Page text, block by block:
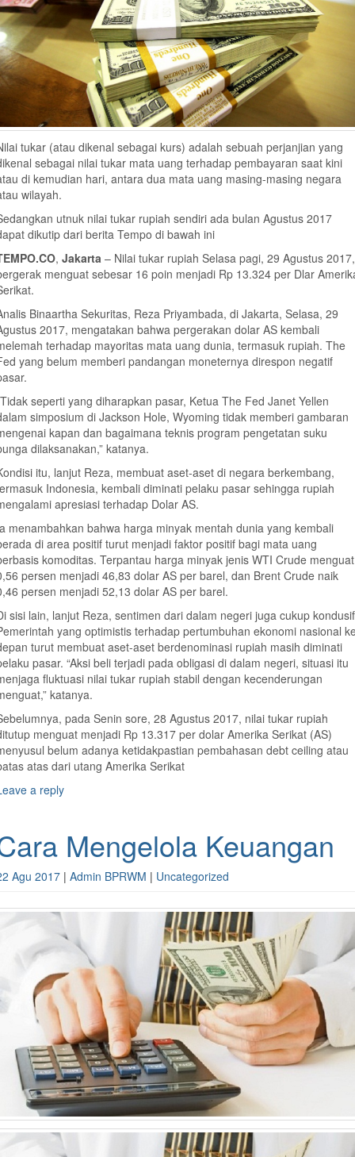
tukar (atau dikenal sebagai kurs) adalah sebuah perjanjian yang
sebagai nilai tukar mata uang terhadap pembayaran saat kini
di kemudian hari, antara dua mata uang masing-masing negara
wilayah.
utnuk nilai tukar rupiah sendiri ada bulan Agustus 2017
dikutip dari berita Tempo di bawah ini
, Jakarta – Nilai tukar rupiah Selasa pagi, 29 Agustus 2017,
menguat sebesar 16 poin menjadi Rp 13.324 per Dlar
Binaartha Sekuritas, Reza Priyambada, di Jakarta, Selasa, 29
2017, mengatakan bahwa pergerakan dolar AS kembali
terhadap mayoritas mata uang dunia, termasuk rupiah. The
yang belum memberi pandangan moneternya direspon negatif
seperti yang diharapkan pasar, Ketua The Fed Janet Yellen
simposium di Jackson Hole, Wyoming tidak memberi gambaran
kapan dan bagaimana teknis program pengetatan suku
dilaksanakan,” katanya.
itu, lanjut Reza, membuat aset-aset di negara berkembang,
Indonesia, kembali diminati pelaku pasar sehingga rupiah
apresiasi terhadap Dolar AS.
menambahkan bahwa harga minyak mentah dunia yang kembali
di area positif turut menjadi faktor positif bagi mata uang
komoditas. Terpantau harga minyak jenis WTI Crude menguat
persen menjadi 46,83 dolar AS per barel, dan Brent Crude naik
persen menjadi 52,13 dolar AS per barel.
sisi lain, lanjut Reza, sentimen dari dalam negeri juga cukup
yang optimistis terhadap pertumbuhan ekonomi nasional
turut membuat aset-aset berdenominasi rupiah masih diminati
pasar. “Aksi beli terjadi pada obligasi di dalam negeri, situasi itu
fluktuasi nilai tukar rupiah stabil dengan kecenderungan
katanya.
pada Senin sore, 28 Agustus 2017, nilai tukar rupiah
menguat menjadi Rp 13.317 per dolar Amerika Serikat (AS)
belum adanya ketidakpastian pembahasan debt ceiling atau
atas dari utang Amerika Serikat
a reply
Mengelola Keuangan
Agu 2017 | Admin BPRWM | Uncategorized